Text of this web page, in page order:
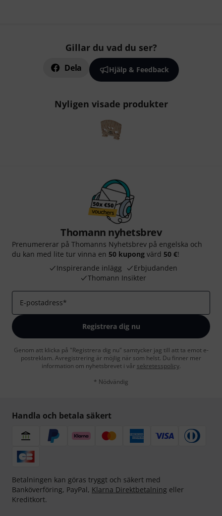
Gillar du vad du ser?
Dela Hjälp & Feedback
Nyligen visade produkter
Thomann nyhetsbrev
Prenumererar på Thomanns Nyhetsbrev på engelska och
du kan med lite tur vinna en 50 kupong värd 50 €!
Inspirerande inlägg
Erbjudanden
Thomann Insikter
E-postadress*
Registrera dig nu
Genom att klicka på "Registrera dig nu" samtycker jag till att ta emot e-
postreklam. Avregistrering är möjlig när som helst. Du finner mer
information om nyhetsbrevet i vår sekretesspolicy.
* Nödvändig
Handla och betala säkert
Betalningen kan göras tryggt och säkert med
Banköverföring, PayPal, Klarna Direktbetalning eller
Kreditkort.